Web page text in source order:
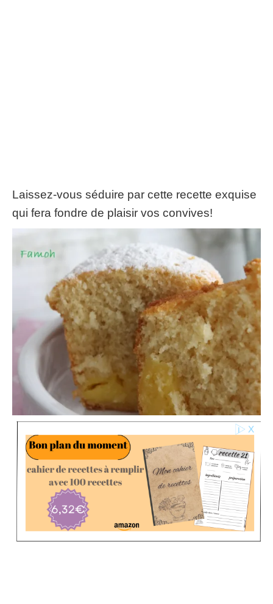
Laissez-vous séduire par cette recette exquise
qui fera fondre de plaisir vos convives!